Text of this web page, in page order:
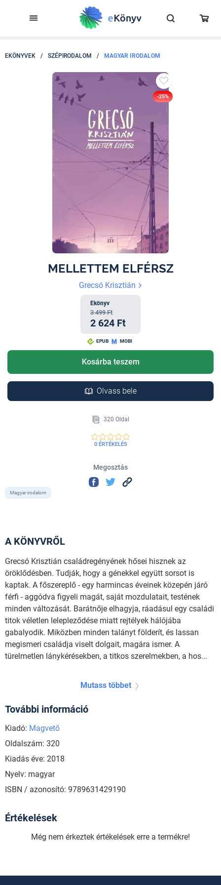
EKÖNYVEK / SZÉPIRODALOM / MAGYAR IRODALOM
-25%
MELLETTEM ELFÉRSZ
Grecsó Krisztián
Ekönyv
3 499 Ft
2 624 Ft
EPUB MOBI
Kosárba teszem
Olvass bele
320 Oldal
0 ÉRTÉKELÉS
Megosztás
Magyar irodalom
A KÖNYVRŐL
Grecsó Krisztián családregényének hősei hisznek az
öröklődésben. Tudják, hogy a génekkel együtt sorsot is
kaptak. A főszereplő - egy harmincas éveinek közepén járó
férfi - aggódva figyeli magát, saját mozdulatait, testének
minden változását. Barátnője elhagyja, ráadásul egy családi
titok véletlen lelepleződése miatt rejtélyek hálójába
gabalyodik. Miközben minden talányt földerít, és lassan
megismeri családja viselt dolgait, magára ismer. A
türelmetlen lánykérésekben, a titkos szerelmekben, a hos...
Mutass többet
További információ
Kiadó: Magvető
Oldalszám: 320
Kiadás éve: 2018
Nyelv: magyar
ISBN / azonosító: 9789631429190
Értékelések
Még nem érkeztek értékelések erre a termékre!